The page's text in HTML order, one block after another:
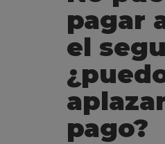
pagar
el
pago?